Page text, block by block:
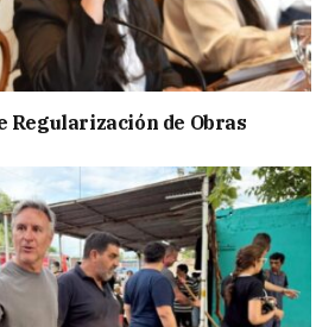
Regularización de Obras